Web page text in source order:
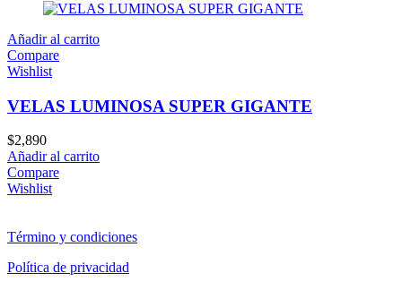
Añadir al carrito
Compare
Wishlist
VELAS LUMINOSA SUPER GIGANTE
$2,890
Añadir al carrito
Compare
Wishlist
Término y condiciones
Política de privacidad